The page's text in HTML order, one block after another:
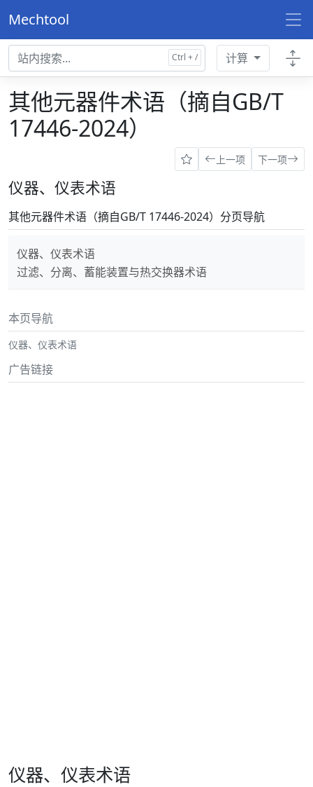
Mechtool
计算
其他元器件术语（摘自GB/T
17446-2024）
上一项 下一项
仪器、仪表术语
其他元器件术语（摘自GB/T 17446-2024）分页导航
仪器、仪表术语
过滤、分离、蓄能装置与热交换器术语
本页导航
仪器、仪表术语
广告链接
仪器、仪表术语